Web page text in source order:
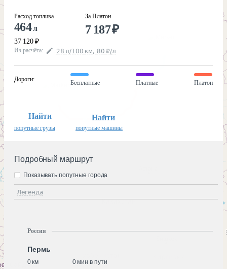
Расход топлива
464л
37 120 ₽
За Платон
7 187₽
Из расчёта: 28 л/100 км, 80 ₽/л
Дороги:
Бесплатные Платные Платон
Найти
попутные грузы
Найти
попутные машины
Подробный маршрут
Легенда
Показывать попутные города
Россия
Пермь
0 км
0 мин в пути